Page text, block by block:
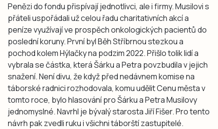
Penězi do fondu přispívají jednotlivci, ale i firmy. Musilovi s
přáteli uspořádali už celou řadu charitativních akcí a
peníze využívají ve prospěch onkologických pacientů do
poslední koruny. První byl Běh Stříbrnou stezkou a
pochod kolem Hýlačky na podzim 2022. Přišlo tolik lidí a
vybrala se částka, která Šárku a Petra povzbudila v jejich
snažení. Není divu, že když před nedávnem komise na
táborské radnici rozhodovala, komu udělit Cenu města v
tomto roce, bylo hlasování pro Šárku a Petra Musilovy
jednomyslné. Navrhl je bývalý starosta Jiří Fišer. Pro tento
návrh pak zvedli ruku i všichni táborští zastupitelé.